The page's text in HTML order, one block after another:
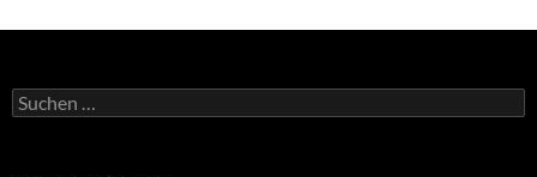
Suchen
nach: